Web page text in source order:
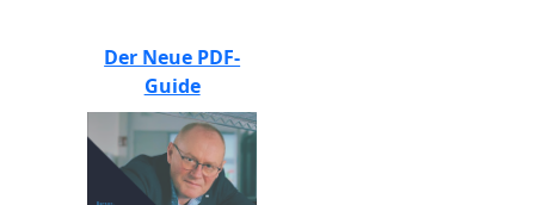
Der Neue PDF-
Guide